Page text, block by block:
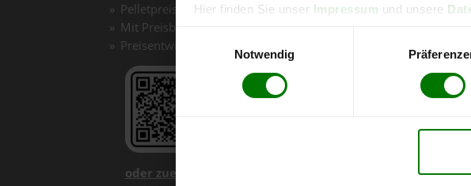
Hier finden Sie unser Impressum und unsere
Notwendig
Pelletpreise mit einem Klick vergleichen und direkt online
Mit Preisbenachrichtigungen immer auf dem aktuellen Stand
Preisentwicklungen im Chart einfach nachverfolgen
oder zuerst mehr über unsere App erfahren